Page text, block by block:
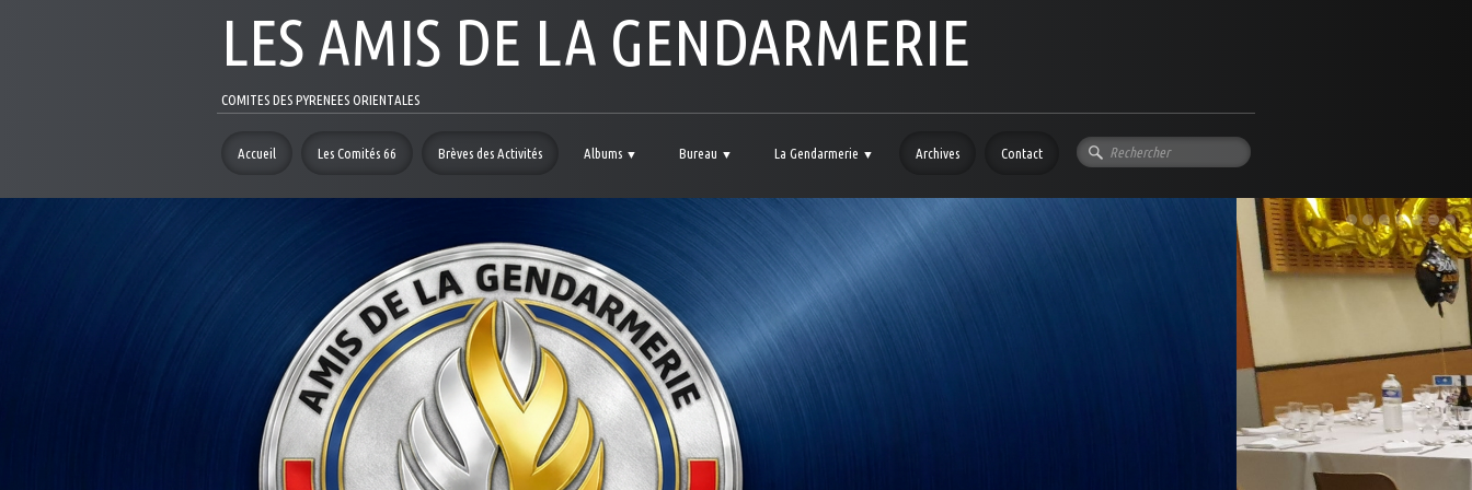
LES AMIS DE LA GENDARMERIE
COMITES DES PYRENEES ORIENTALES
Accueil Les Comités 66 Brèves des Activités Albums ▼ Bureau ▼ La Gendarmerie ▼ Archives Contact